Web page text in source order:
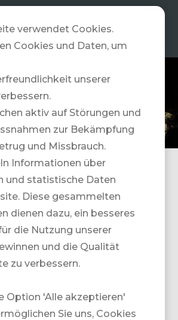
DE
und andere Traumreisen.
verwendet Cookies.
Cookies und Daten, um
unserer
aktiv auf Störungen und
zur Bekämpfung
und Missbrauch.
Informationen über
und statistische Daten
Diese gesammelten
dienen dazu, ein besseres
die Nutzung unserer
und die Qualität
zu verbessern.
Option 'Alle akzeptieren'
Sie uns, Cookies